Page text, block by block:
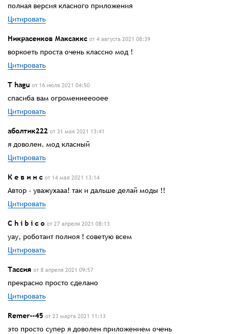
полная версия класного приложения
Цитировать
Никрасенков Максаккс от 4 августа 2021 08:39
воркоеть проста очень классно мод !
Цитировать
T hagu от 16 июля 2021 04:50
спасиба вам огроменнееооее
Цитировать
аболтик222 от 31 мая 2021 13:41
я доволен. мод класный
Цитировать
К е в и н с от 14 мая 2021 13:14
Автор - уважухааа! так и дальше делай моды !!
Цитировать
C h i b i c o от 27 апреля 2021 08:13
уау, роботаит полноя ! советую всем
Цитировать
Тассия от 8 апреля 2021 09:57
прекрасно просто сделано
Цитировать
Remer--45 от 23 марта 2021 11:13
это просто супер я доволен приложением очень